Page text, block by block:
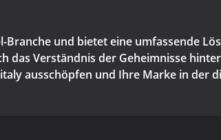
Branche und bietet eine umfassende
das Verständnis der Geheimnisse
ausschöpfen und Ihre Marke in der